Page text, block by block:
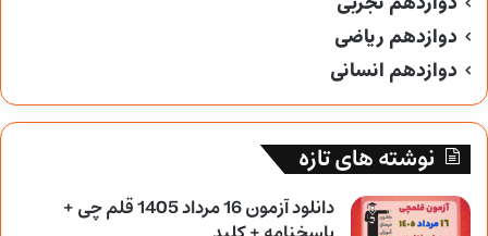
دوازدهم ریاضی
دوازدهم انسانی
نوشته های تازه
دانلود آزمون 16 مرداد 1405 قلم چی +